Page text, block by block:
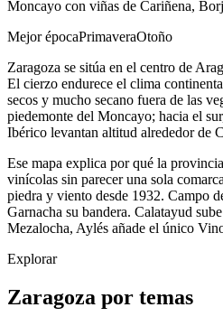
Moncayo con viñas de Cariñena,
Mejor épocaPrimaveraOtoño
Zaragoza se sitúa en el centro de
El cierzo endurece el clima
secos y mucho secano fuera de las
piedemonte del Moncayo; hacia el
Ibérico levantan altitud alrededor de
Ese mapa explica por qué la
vinícolas sin parecer una sola
piedra y viento desde 1932. Campo
Garnacha su bandera. Calatayud
Mezalocha, Aylés añade el único
Explorar
Zaragoza por temas